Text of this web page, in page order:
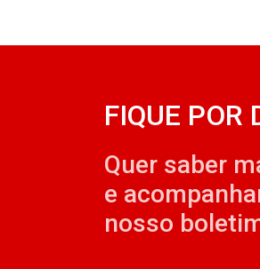
FIQUE POR
Quer saber
e
nosso